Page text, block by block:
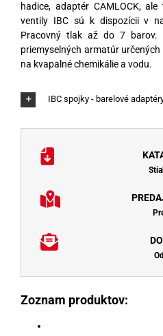
hadice, adaptér CAMLOCK,
ventily IBC sú k dispozícii v
Pracovný tlak až do 7 barov.
priemyselných armatúr
na kvapalné chemikálie a vodu.
IBC spojky - barelové
Zoznam produktov: